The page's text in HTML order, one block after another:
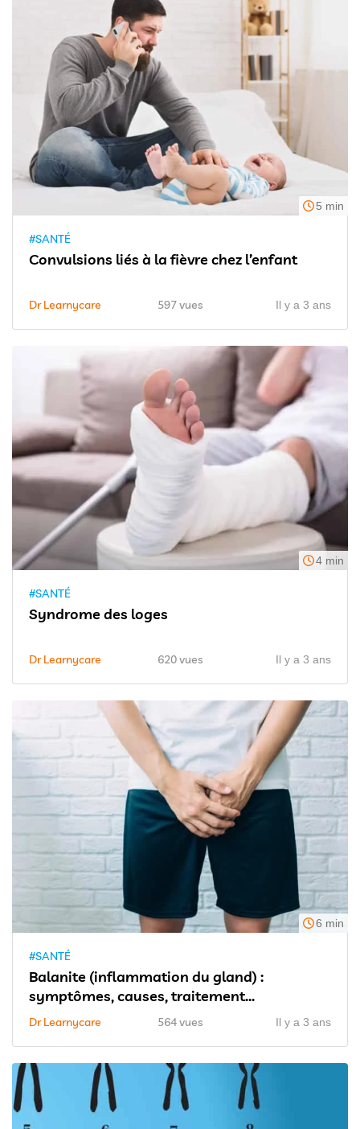
5 min
#SANTÉ
Convulsions liés à la fièvre chez l’enfant
Dr Learnycare 597 vues Il y a 3 ans
4 min
#SANTÉ
Syndrome des loges
Dr Learnycare 620 vues Il y a 3 ans
6 min
#SANTÉ
Balanite (inflammation du gland) :
symptômes, causes, traitement...
Dr Learnycare 564 vues Il y a 3 ans